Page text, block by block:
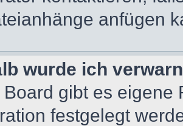
anfügen
wurde ich
Board gibt es
festgelegt